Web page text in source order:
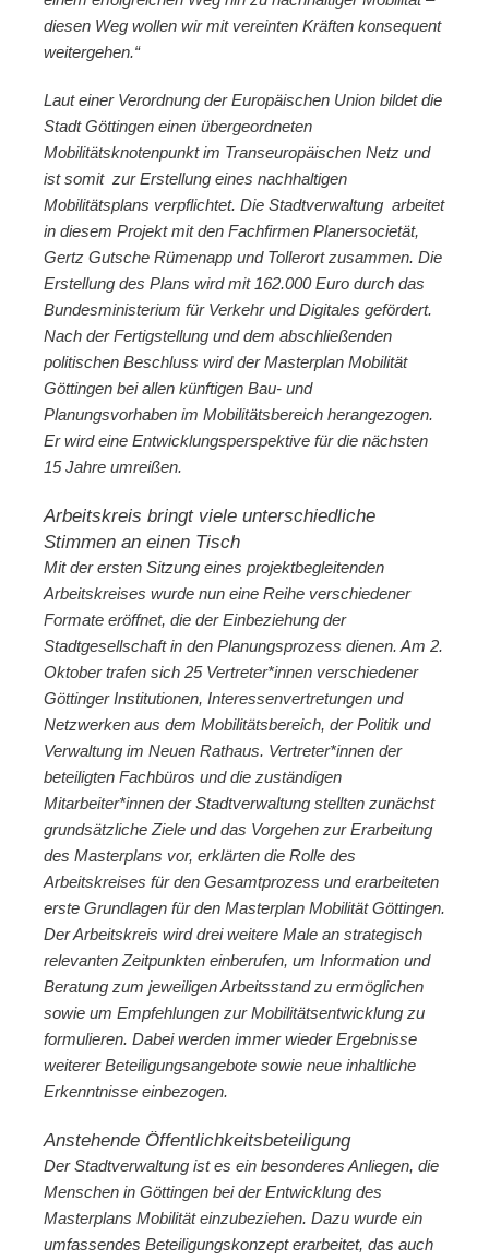
diesen Weg wollen wir mit vereinten Kräften konsequent
weitergehen.“
Laut einer Verordnung der Europäischen Union bildet die
Stadt Göttingen einen übergeordneten
Mobilitätsknotenpunkt im Transeuropäischen Netz und
ist somit zur Erstellung eines nachhaltigen
Mobilitätsplans verpflichtet. Die Stadtverwaltung arbeitet
in diesem Projekt mit den Fachfirmen Planersocietät,
Gertz Gutsche Rümenapp und Tollerort zusammen. Die
Erstellung des Plans wird mit 162.000 Euro durch das
Bundesministerium für Verkehr und Digitales gefördert.
Nach der Fertigstellung und dem abschließenden
politischen Beschluss wird der Masterplan Mobilität
Göttingen bei allen künftigen Bau- und
Planungsvorhaben im Mobilitätsbereich herangezogen.
Er wird eine Entwicklungsperspektive für die nächsten
15 Jahre umreißen.
Arbeitskreis bringt viele unterschiedliche
Stimmen an einen Tisch
Mit der ersten Sitzung eines projektbegleitenden
Arbeitskreises wurde nun eine Reihe verschiedener
Formate eröffnet, die der Einbeziehung der
Stadtgesellschaft in den Planungsprozess dienen. Am 2.
Oktober trafen sich 25 Vertreter*innen verschiedener
Göttinger Institutionen, Interessenvertretungen und
Netzwerken aus dem Mobilitätsbereich, der Politik und
Verwaltung im Neuen Rathaus. Vertreter*innen der
beteiligten Fachbüros und die zuständigen
Mitarbeiter*innen der Stadtverwaltung stellten zunächst
grundsätzliche Ziele und das Vorgehen zur Erarbeitung
des Masterplans vor, erklärten die Rolle des
Arbeitskreises für den Gesamtprozess und erarbeiteten
erste Grundlagen für den Masterplan Mobilität Göttingen.
Der Arbeitskreis wird drei weitere Male an strategisch
relevanten Zeitpunkten einberufen, um Information und
Beratung zum jeweiligen Arbeitsstand zu ermöglichen
sowie um Empfehlungen zur Mobilitätsentwicklung zu
formulieren. Dabei werden immer wieder Ergebnisse
weiterer Beteiligungsangebote sowie neue inhaltliche
Erkenntnisse einbezogen.
Anstehende Öffentlichkeitsbeteiligung
Der Stadtverwaltung ist es ein besonderes Anliegen, die
Menschen in Göttingen bei der Entwicklung des
Masterplans Mobilität einzubeziehen. Dazu wurde ein
umfassendes Beteiligungskonzept erarbeitet, das auch